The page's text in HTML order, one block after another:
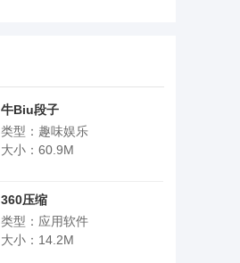
牛Biu段子
类型：趣味娱乐
大小：60.9M
360压缩
类型：应用软件
大小：14.2M